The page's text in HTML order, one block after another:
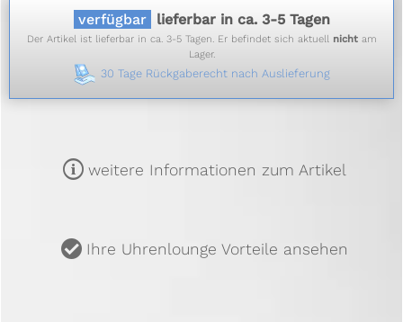
verfügbar lieferbar in ca. 3-5 Tagen
Der Artikel ist lieferbar in ca. 3-5 Tagen. Er befindet sich aktuell nichtam
Lager.
30 Tage Rückgaberecht nach Auslieferung
m weitere Informationen zum Artikel
u Ihre Uhrenlounge Vorteile ansehen